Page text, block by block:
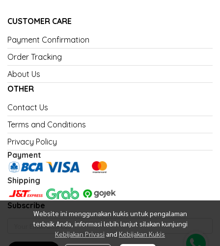
Website ini menggunakan kukis untuk pengalaman
terbaik Anda, informasi lebih lanjut silakan kunjungi
Kebijakan Privasi and Kebijakan Kukis
CUSTOMER CARE
Payment Confirmation
Order Tracking
About Us
OTHER
Contact Us
Terms and Conditions
Privacy Policy
Payment
Shipping
Subscribe